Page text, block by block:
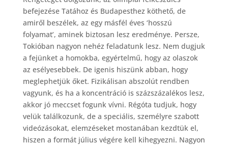
befejezése Tatához és Budapesthez köthető, de
amiről beszélek, az egy másfél éves ‘hosszú
folyamat’, aminek biztosan lesz eredménye. Persze,
Tokióban nagyon nehéz feladatunk lesz. Nem dugjuk
a fejünket a homokba, egyértelmű, hogy az olaszok
az esélyesebbek. De igenis hiszünk abban, hogy
meglephetjük őket. Fizikálisan abszolút rendben
vagyunk, és ha a koncentráció is százszázalékos lesz,
akkor jó meccset fogunk vívni. Régóta tudjuk, hogy
velük találkozunk, de a speciális, személyre szabott
videózásokat, elemzéseket mostanában kezdtük el,
hiszen a formát július végére kell kihegyezni. Nagyon